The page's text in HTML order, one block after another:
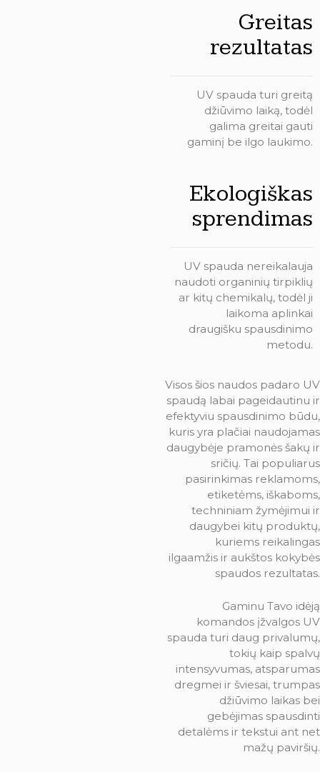
Greitas
rezultatas
UV spauda turi greitą
džiūvimo laiką, todėl
galima greitai gauti
gaminį be ilgo laukimo.
Ekologiškas
sprendimas
UV spauda nereikalauja
naudoti organinių tirpiklių
ar kitų chemikalų, todėl ji
laikoma aplinkai
draugišku spausdinimo
metodu.
Visos šios naudos padaro UV
spaudą labai pageidautinu ir
efektyviu spausdinimo būdu,
kuris yra plačiai naudojamas
daugybėje pramonės šakų ir
sričių. Tai populiarus
pasirinkimas reklamoms,
etiketėms, iškaboms,
techniniam žymėjimui ir
daugybei kitų produktų,
kuriems reikalingas
ilgaamžis ir aukštos kokybės
spaudos rezultatas.
Gaminu Tavo idėją
komandos įžvalgos UV
spauda turi daug privalumų,
tokių kaip spalvų
intensyvumas, atsparumas
dregmei ir šviesai, trumpas
džiūvimo laikas bei
gebėjimas spausdinti
detalėms ir tekstui ant net
mažų paviršių.